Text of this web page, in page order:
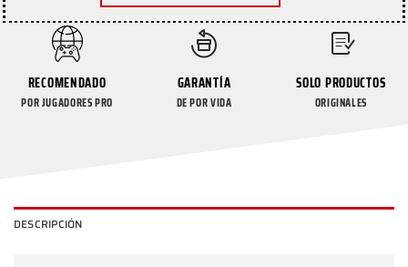
RECOMENDADO
POR JUGADORES PRO
GARANTÍA
DE POR VIDA
SOLO PRODUCTOS
ORIGINALES
DESCRIPCIÓN